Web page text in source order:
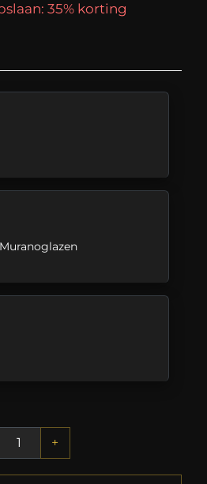
35% korting
Muranoglazen
+